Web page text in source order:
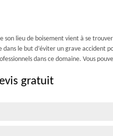
son lieu de boisement vient à se
dans le but d’éviter un grave accident
dans ce domaine. Vous
gratuit